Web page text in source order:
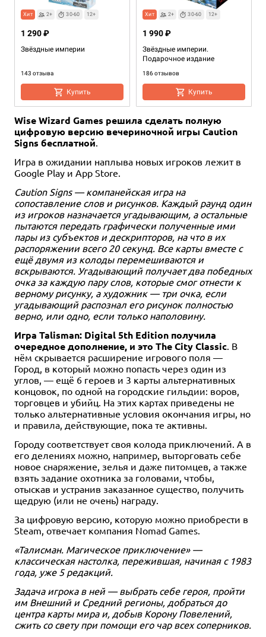
Хит 2+ 30-60 12+
Звёздные империи
143 отзыва
1 290 ₽
Купить
Хит 2+ 30-60 12+
Звёздные империи.
Подарочное издание
186 отзывов
1 990 ₽
Купить
Звёздные империи: Наследие
6 отзывов
4 990 ₽
Купить
Дополнение 2-6
Звёздные империи: Наследие.
Набор перезагрузки
1 990 ₽
Уведомить о наличии
Wise Wizard Games решила сделать полную
цифровую версию вечериночной игры Caution
Signs бесплатной.
Игра в ожидании наплыва новых игроков лежит в
Google Play и App Store.
Caution Signs — компанейская игра на
сопоставление слов и рисунков. Каждый раунд один
из игроков назначается угадывающим, а остальные
пытаются передать графически полученные ими
пары из субъектов и дескрипторов, на что в их
распоряжении всего 20 секунд. Все карты вместе с
ещё двумя из колоды перемешиваются и
вскрываются. Угадывающий получает два победных
очка за каждую пару слов, которые смог отнести к
верному рисунку, а художник — три очка, если
угадывающий распознал его рисунок полностью
верно, или одно, если только наполовину.
Игра Talisman: Digital 5th Edition получила
очередное дополнение, и это The City Classic. В
нём скрывается расширение игрового поля —
Город, в который можно попасть через один из
углов, — ещё 6 героев и 3 карты альтернативных
концовок, по одной на городские гильдии: воров,
торговцев и убийц. На этих картах приведены не
только альтернативные условия окончания игры, но
и правила, действующие, пока те активны.
Городу соответствует своя колода приключений. А в
его делениях можно, например, выторговать себе
новое снаряжение, зелья и даже питомцев, а также
взять задание охотника за головами, чтобы,
отыскав и устранив заказанное существо, получить
щедрую (или не очень) награду.
За цифровую версию, которую можно приобрести в
Steam, отвечает компания Nomad Games.
«Талисман. Магическое приключение» —
классическая настолка, пережившая, начиная с 1983
года, уже 5 редакций.
Задача игрока в ней — выбрать себе героя, пройти
им Внешний и Средний регионы, добраться до
центра карты мира и, добыв Корону Повелений,
сжить со свету при помощи его чар всех соперников.